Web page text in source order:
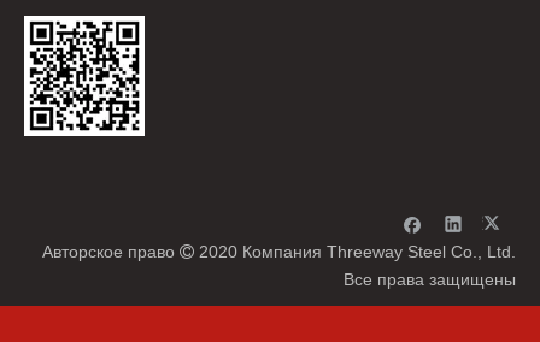
Авторское право  2020 Компания Threeway Steel Co., Ltd.
Все права защищены